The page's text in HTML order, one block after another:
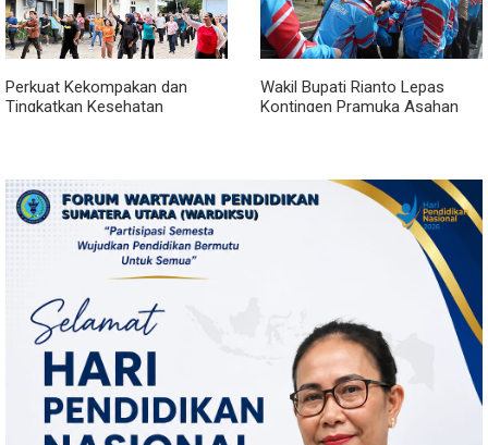
Perkuat Kekompakan dan
Tingkatkan Kesehatan
Wakil Bupati Rianto Lepas
Kontingen Pramuka Asahan